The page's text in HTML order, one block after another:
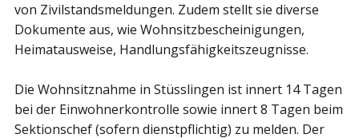
von Zivilstandsmeldungen. Zudem stellt sie diverse
Dokumente aus, wie Wohnsitzbescheinigungen,
Heimatausweise, Handlungsfähigkeitszeugnisse.
Die Wohnsitznahme in Stüsslingen ist innert 14 Tagen
bei der Einwohnerkontrolle sowie innert 8 Tagen beim
Sektionschef (sofern dienstpflichtig) zu melden. Der